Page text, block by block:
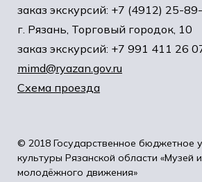
заказ экскурсий: +7 (4912) 25-
г. Рязань, Торговый городок, 10
заказ экскурсий: +7 991 411 26
mimd@ryazan.gov.ru
Схема проезда
© 2018 Государственное бюджетное
культуры Рязанской области «Музей
молодёжного движения»